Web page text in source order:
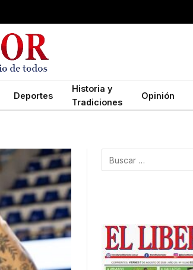
Deportes
Historia y
Tradiciones
Opinión